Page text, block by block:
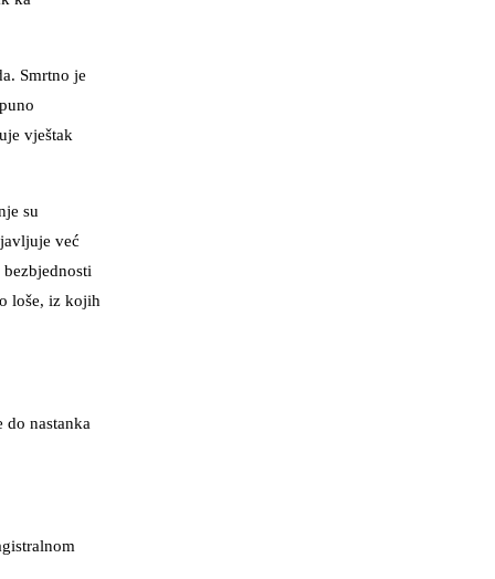
Smrtno je
vještak
su
već
loše, iz kojih
nastanka